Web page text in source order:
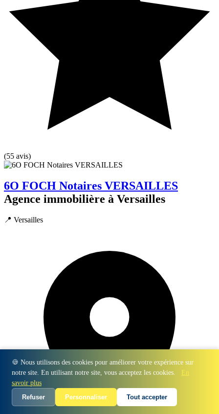
🍪 Nous utilisons des cookies pour améliorer votre expérience sur
notre site. En utilisant notre site, vous acceptez les cookies.
En
savoir plus
Refuser
Personnaliser Tout accepter
(55 avis)
6O FOCH Notaires VERSAILLES
Agence immobilière à Versailles
📍 Versailles